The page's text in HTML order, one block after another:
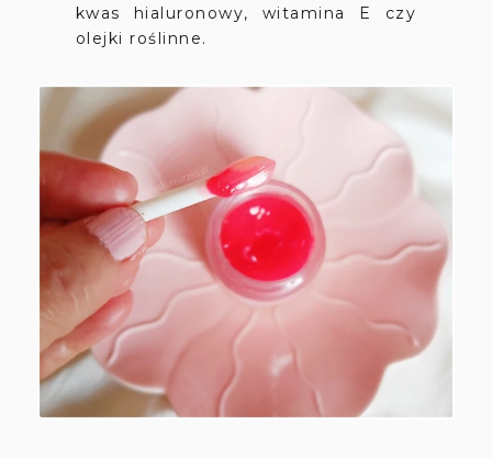
kwas hialuronowy, witamina E czy
olejki roślinne.